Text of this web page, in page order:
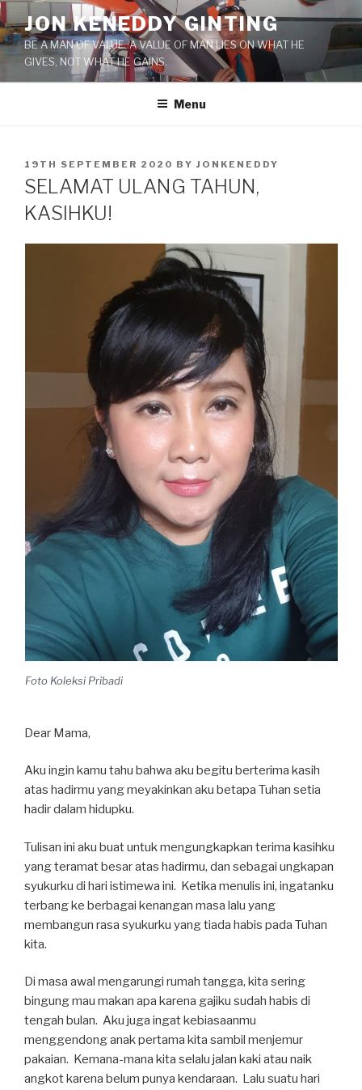
Skip
to
content
JON KENEDDY GINTING
BE A MAN OF VALUE. A VALUE OF MAN LIES ON WHAT HE
GIVES, NOT WHAT HE GAINS.
Menu
POSTED
ON
19TH SEPTEMBER 2020 BY JONKENEDDY
SELAMAT ULANG TAHUN,
KASIHKU!
Foto Koleksi Pribadi
Dear Mama,
Aku ingin kamu tahu bahwa aku begitu berterima kasih
atas hadirmu yang meyakinkan aku betapa Tuhan setia
hadir dalam hidupku.
Tulisan ini aku buat untuk mengungkapkan terima kasihku
yang teramat besar atas hadirmu, dan sebagai ungkapan
syukurku di hari istimewa ini. Ketika menulis ini, ingatanku
terbang ke berbagai kenangan masa lalu yang
membangun rasa syukurku yang tiada habis pada Tuhan
kita.
Di masa awal mengarungi rumah tangga, kita sering
bingung mau makan apa karena gajiku sudah habis di
tengah bulan. Aku juga ingat kebiasaanmu
menggendong anak pertama kita sambil menjemur
pakaian. Kemana-mana kita selalu jalan kaki atau naik
angkot karena belum punya kendaraan. Lalu suatu hari